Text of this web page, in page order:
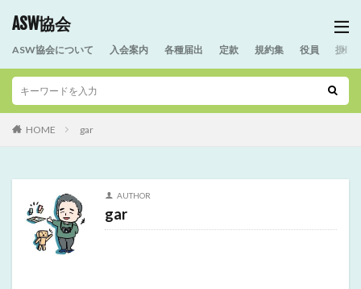
ASW協会
ASW協会について 入会案内 各種届出 定款 規約集 役員 援助
HOME gar
AUTHOR
gar